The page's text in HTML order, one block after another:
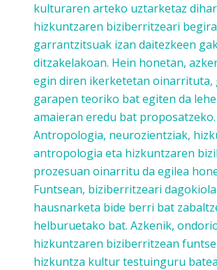
kulturaren arteko uztarketaz
hizkuntzaren biziberritzeari begira
garrantzitsuak izan daitezkeen
ditzakelakoan. Hein honetan,
egin diren ikerketetan oinarrituta,
garapen teoriko bat egiten da
amaieran eredu bat proposatzeko.
Antropologia, neurozientziak,
antropologia eta hizkuntzaren
prozesuan oinarritu da egilea
Funtsean, biziberritzeari dagokiola
hausnarketa bide berri bat
helburuetako bat. Azkenik,
hizkuntzaren biziberritzean
hizkuntza kultur testuinguru